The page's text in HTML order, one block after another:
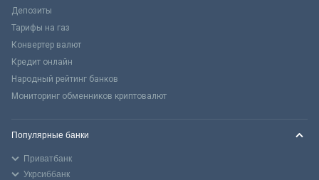
Депозиты
Тарифы на газ
Конвертер валют
Кредит онлайн
Народный рейтинг банков
Мониторинг обменников криптовалют
Популярные банки
Приватбанк
Укрсиббанк